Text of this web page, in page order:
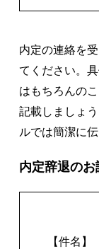
内定の連絡を
てください。
はもちろんの
記載しましょ
ルでは簡潔に
内定辞退の
【件名】